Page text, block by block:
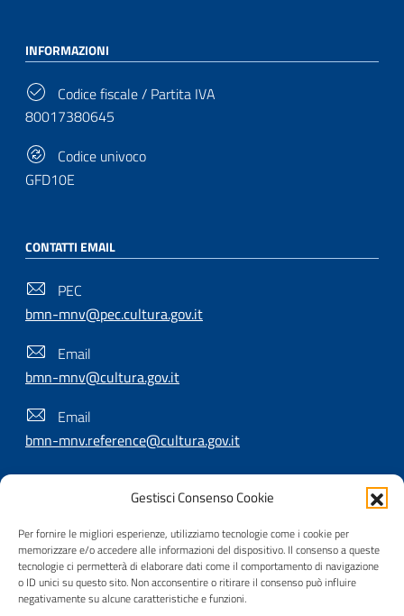
Gestisci Consenso Cookie
Per fornire le migliori esperienze, utilizziamo tecnologie come i cookie per
memorizzare e/o accedere alle informazioni del dispositivo. Il consenso a queste
tecnologie ci permetterà di elaborare dati come il comportamento di navigazione
o ID unici su questo sito. Non acconsentire o ritirare il consenso può influire
negativamente su alcune caratteristiche e funzioni.
INFORMAZIONI
Codice fiscale / Partita IVA
80017380645
Codice univoco
GFD10E
CONTATTI EMAIL
PEC
bmn-mnv@pec.cultura.gov.it
Email
bmn-mnv@cultura.gov.it
Email
bmn-mnv.reference@cultura.gov.it
Useful Links Section
Privacy | Cookie policy | Contatti |